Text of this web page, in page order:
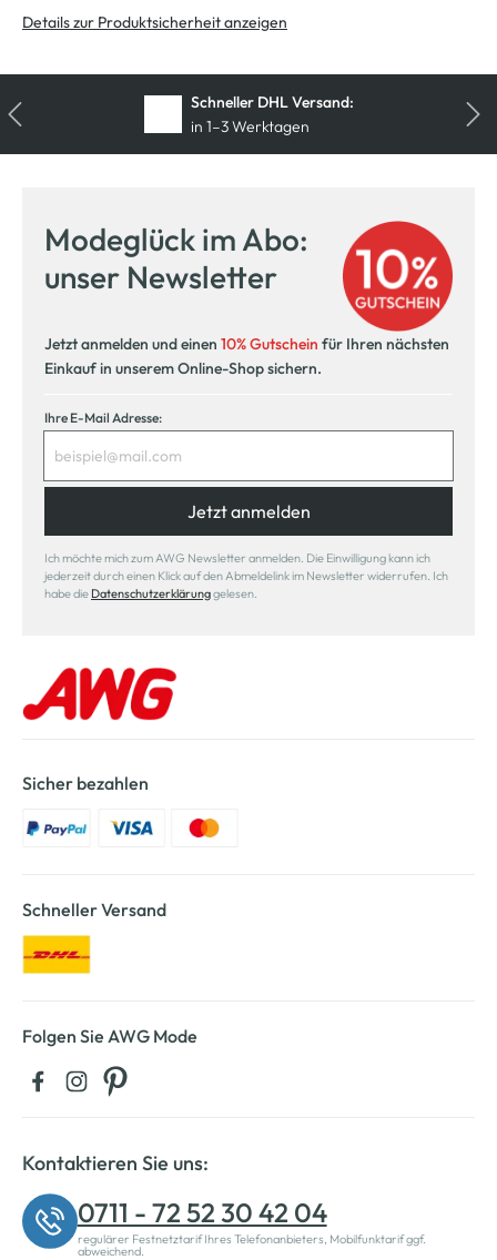
Details zur Produktsicherheit anzeigen
Schneller DHL Versand:
in 1–3 Werktagen
Kostenlose Filiallieferung
in Ihre Wunschfiliale
Modeglück im Abo:
unser Newsletter
Jetzt anmelden und einen 10% Gutschein für Ihren nächsten
Einkauf in unserem Online-Shop sichern.
Ihre E-Mail Adresse:
Jetzt anmelden
Ich möchte mich zum AWG Newsletter anmelden. Die Einwilligung kann ich
jederzeit durch einen Klick auf den Abmeldelink im Newsletter widerrufen. Ich
habe die Datenschutzerklärunggelesen.
Sicher bezahlen
Schneller Versand
Folgen Sie AWG Mode
Kontaktieren Sie uns:
0711 - 72 52 30 42 04
regulärer Festnetztarif Ihres Telefonanbieters, Mobilfunktarif ggf.
abweichend.